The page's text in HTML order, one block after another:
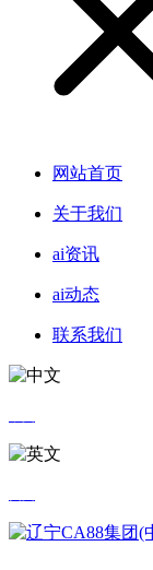
网站首页
关于我们
ai资讯
ai动态
联系我们